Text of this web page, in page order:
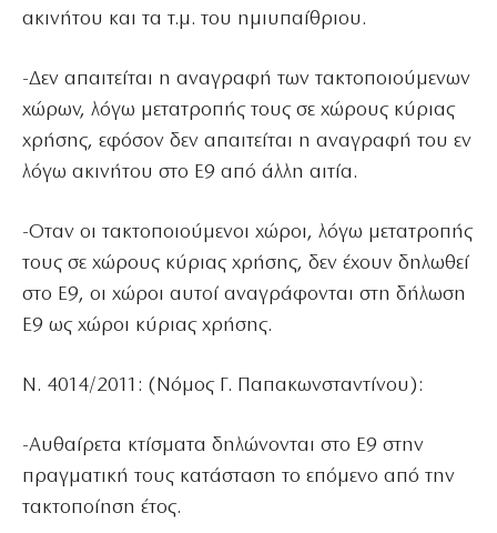
ακινήτου και τα τ.μ. του ημιυπαίθριου.
-Δεν απαιτείται η αναγραφή των τακτοποιούμενων
χώρων, λόγω μετατροπής τους σε χώρους κύριας
χρήσης, εφόσον δεν απαιτείται η αναγραφή του εν
λόγω ακινήτου στο Ε9 από άλλη αιτία.
-Οταν οι τακτοποιούμενοι χώροι, λόγω μετατροπής
τους σε χώρους κύριας χρήσης, δεν έχουν δηλωθεί
στο Ε9, οι χώροι αυτοί αναγράφονται στη δήλωση
Ε9 ως χώροι κύριας χρήσης.
Ν. 4014/2011: (Νόμος Γ. Παπακωνσταντίνου):
-Αυθαίρετα κτίσματα δηλώνονται στο Ε9 στην
πραγματική τους κατάσταση το επόμενο από την
τακτοποίηση έτος.